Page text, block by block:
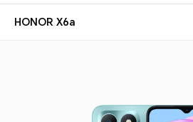
HONOR X6a